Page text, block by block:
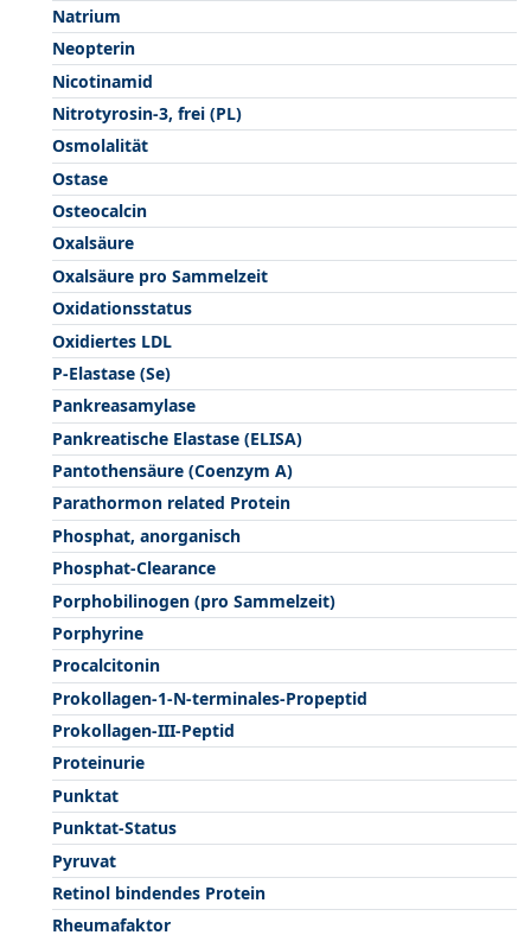
Natrium
Neopterin
Nicotinamid
Nitrotyrosin-3, frei (PL)
Osmolalität
Ostase
Osteocalcin
Oxalsäure
Oxalsäure pro Sammelzeit
Oxidationsstatus
Oxidiertes LDL
P-Elastase (Se)
Pankreasamylase
Pankreatische Elastase (ELISA)
Pantothensäure (Coenzym A)
Parathormon related Protein
Phosphat, anorganisch
Phosphat-Clearance
Porphobilinogen (pro Sammelzeit)
Porphyrine
Procalcitonin
Prokollagen-1-N-terminales-Propeptid
Prokollagen-III-Peptid
Proteinurie
Punktat
Punktat-Status
Pyruvat
Retinol bindendes Protein
Rheumafaktor